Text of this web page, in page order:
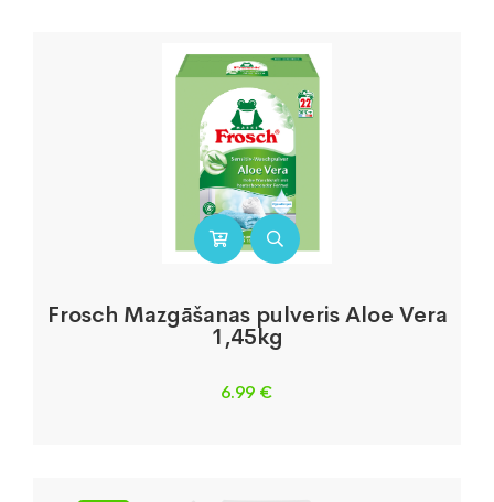
Frosch Mazgāšanas pulveris Aloe Vera
1,45kg
6.99 €